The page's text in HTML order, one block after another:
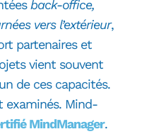
back-office,
vers l’extérieur,
partenaires et
vient souvent
de ces capacités.
examinés. Mind-
MindManager.